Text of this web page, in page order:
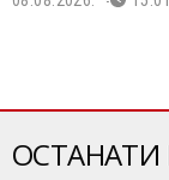
ОСТАНАТИ